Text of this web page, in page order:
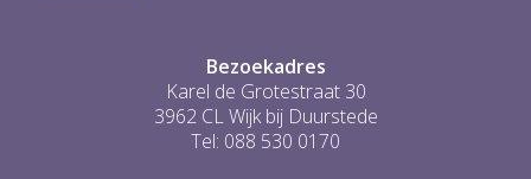
Bezoekadres
Karel de Grotestraat 30
3962 CL Wijk bij Duurstede
Tel: 088 530 0170